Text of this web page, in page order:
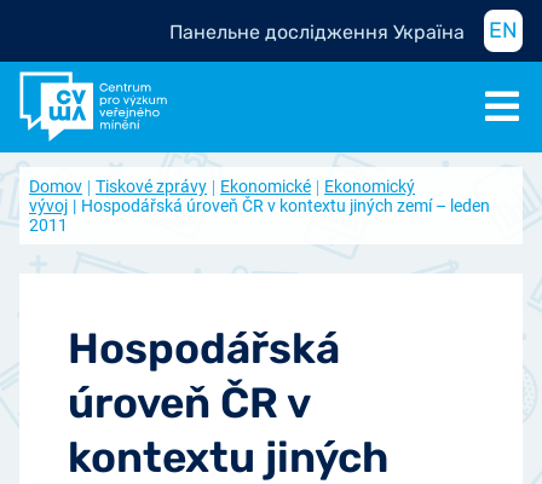
Панельне дослідження Україна EN
Domov Tiskové zprávy Ekonomické
Ekonomický
vývoj
Hospodářská úroveň ČR v kontextu jiných zemí – leden
2011
Hospodářská
úroveň ČR v
kontextu jiných